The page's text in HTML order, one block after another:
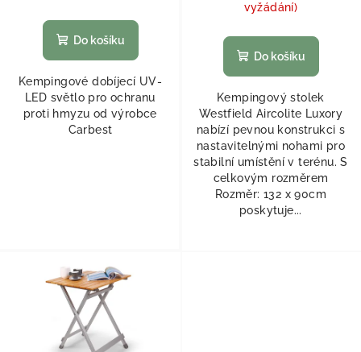
Do košíku
Kempingové dobíjecí UV-
LED světlo pro ochranu
proti hmyzu od výrobce
Carbest
vyžádání)
Do košíku
Kempingový stolek
Westfield Aircolite Luxory
nabízí pevnou konstrukci s
nastavitelnými nohami pro
stabilní umístění v terénu. S
celkovým rozměrem
Rozměr: 132 x 90cm
poskytuje...